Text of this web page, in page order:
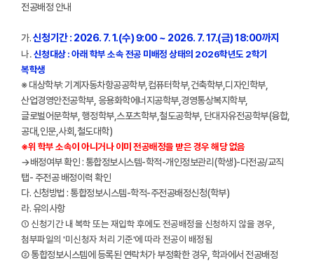
전공배정 안내
가.신청기간 : 2026. 7. 1.(수) 9:00 ~ 2026. 7. 17.(금) 18:00까지
나.신청대상 : 아래 학부 소속 전공 미배정 상태의 2026학년도 2학기
복학생
※ 대상학부: 기계자동차항공공학부,컴퓨터학부,건축학부,디자인학부,
산업경영안전공학부, 응용화학에너지공학부,경영통상복지학부,
글로벌어문학부, 행정학부,스포츠학부,철도공학부, 단대자유전공학부(융합,
공대,인문,사회,철도대학)
※위 학부 소속이 아니거나 이미 전공배정을 받은 경우 해당 없음
→배정여부 확인 : 통합정보시스템-학적-개인정보관리(학생)-다전공/교직
탭- 주전공 배정이력 확인
다. 신청방법 : 통합정보시스템-학적-주전공배정신청(학부)
라. 유의사항
① 신청기간 내 복학 또는 재입학 후에도 전공배정을 신청하지 않을 경우,
첨부파일의 '미신청자 처리 기준'에 따라 전공이 배정됨
② 통합정보시스템에 등록된 연락처가 부정확한 경우, 학과에서 전공배정